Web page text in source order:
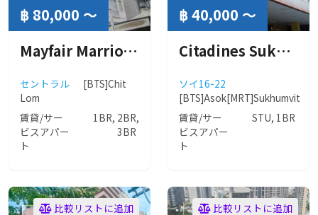
฿ 80,000 ～
Mayfair Marriott ( メイフェアー マリオット ）
セントラル
[BTS]Chit
Lom
賃貸/サー
ビスアパー
ト
1BR, 2BR,
3BR
฿ 40,000 ～
Citadines Sukhumvit 16 ( シタディーンズ スクムビット )
ソイ16-22
[BTS]Asok[MRT]Sukhumvit
賃貸/サー
ビスアパー
ト
STU, 1BR
比較リストに追加 比較リストに追加